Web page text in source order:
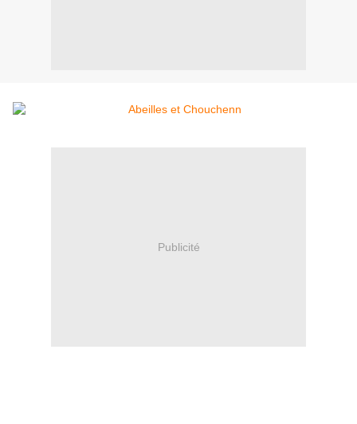
Publicité